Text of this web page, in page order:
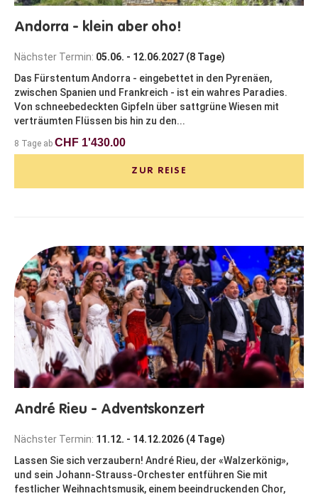
Andorra - klein aber oho!
Nächster Termin: 05.06. - 12.06.2027 (8 Tage)
Das Fürstentum Andorra - eingebettet in den Pyrenäen,
zwischen Spanien und Frankreich - ist ein wahres Paradies.
Von schneebedeckten Gipfeln über sattgrüne Wiesen mit
verträumten Flüssen bis hin zu den...
8 Tage ab CHF 1'430.00
ZUR REISE
André Rieu - Adventskonzert
Nächster Termin: 11.12. - 14.12.2026 (4 Tage)
Lassen Sie sich verzaubern! André Rieu, der «Walzerkönig»,
und sein Johann-Strauss-Orchester entführen Sie mit
festlicher Weihnachtsmusik, einem beeindruckenden Chor,